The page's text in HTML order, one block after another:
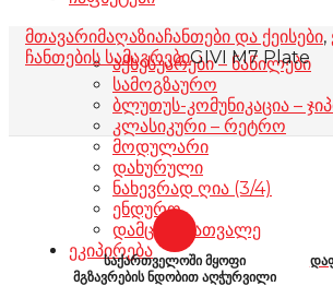
აქსესუარები – ნაწილები
სამოგზაურო
ბლუთუს-კომუნიკაცია –
კლასიკური – რეტრო
მოდულარი
დახურული
ნახევრად ღია (3/4)
ენდურო
დამცავი სათვალე
ეკიპირება
მთავარიმაღაზიაჩანთები და ქეისები,
ჩანთების სამაგრებიGIVI M7 Plate
საქართველოში მყოფი
მგზავრების ნდობით აღჭურვილი